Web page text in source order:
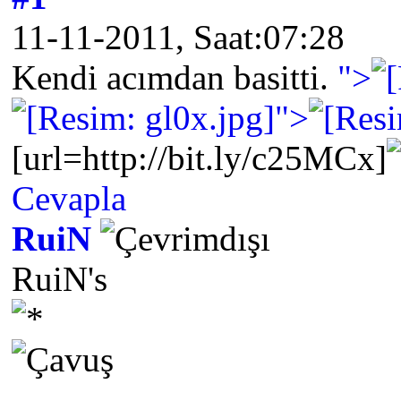
11-11-2011, Saat:07:28
Kendi acımdan basitti. ">
">
[url=http://bit.ly/c25MCx]
Cevapla
RuiN
RuiN's